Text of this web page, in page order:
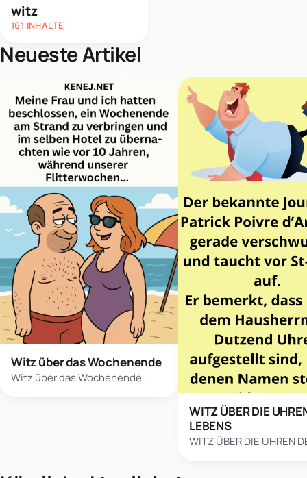
witz
161 INHALTE
Neueste Artikel
Witz über das Wochenende
Witz über das Wochenende…
WITZ ÜBER DIE
LEBENS
WITZ ÜBER DIE UHREN